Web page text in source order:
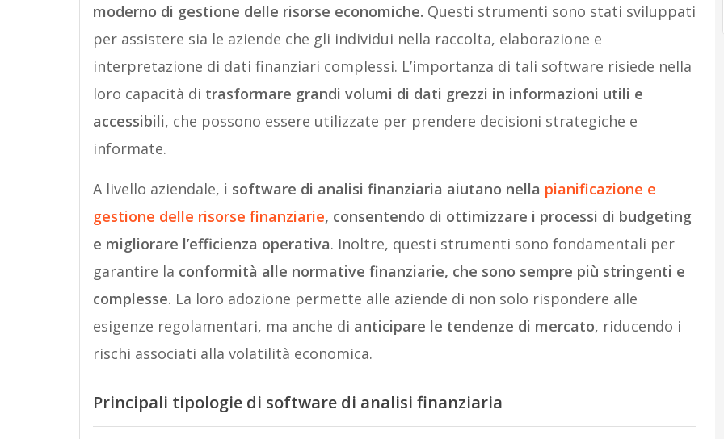
moderno di gestione delle risorse economiche. Questi strumenti sono stati sviluppati
per assistere sia le aziende che gli individui nella raccolta, elaborazione e
interpretazione di dati finanziari complessi. L’importanza di tali software risiede nella
loro capacità di trasformare grandi volumi di dati grezzi in informazioni utili e
accessibili, che possono essere utilizzate per prendere decisioni strategiche e
informate.
A livello aziendale, i software di analisi finanziaria aiutano nella pianificazione e
gestione delle risorse finanziarie, consentendo di ottimizzare i processi di budgeting
e migliorare l’efficienza operativa. Inoltre, questi strumenti sono fondamentali per
garantire la conformità alle normative finanziarie, che sono sempre più stringenti e
complesse. La loro adozione permette alle aziende di non solo rispondere alle
esigenze regolamentari, ma anche di anticipare le tendenze di mercato, riducendo i
rischi associati alla volatilità economica.
Principali tipologie di software di analisi finanziaria